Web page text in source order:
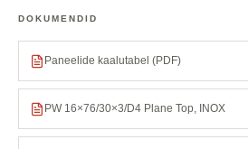
DOKUMENDID
Paneelide kaalutabel (PDF)
PW 16×76/30×3/D4 Plane Top, INOX